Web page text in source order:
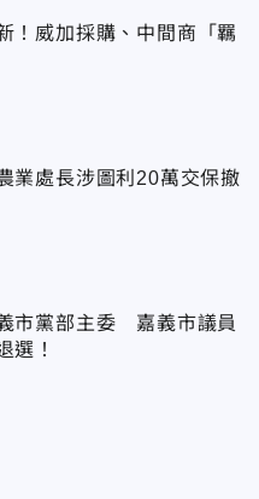
！威加採購、中間商「羈
業處長涉圖利20萬交保撤
市黨部主委 嘉義市議員
選！